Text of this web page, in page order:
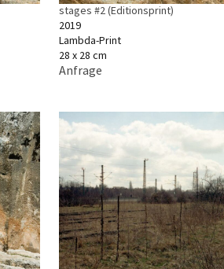
stages #2 (Editionsprint)
2019
Lambda-Print
28 x 28 cm
Anfrage